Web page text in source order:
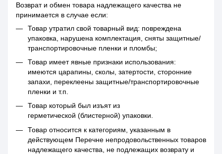
Возврат и обмен товара надлежащего качества не
принимается в случае если:
Товар утратил свой товарный вид: повреждена
упаковка, нарушена комплектация, сняты защитные/
транспортировочные пленки и пломбы;
Товар имеет явные признаки использования:
имеются царапины, сколы, затертости, сторонние
запахи, переклеены защитные/транспортировочные
пленки и т.п.
Товар который был изъят из
герметической (блистерной) упаковки.
Товар относится к категориям, указанным в
действующем Перечне непродовольственных товаров
надлежащего качества, не подлежащих возврату и